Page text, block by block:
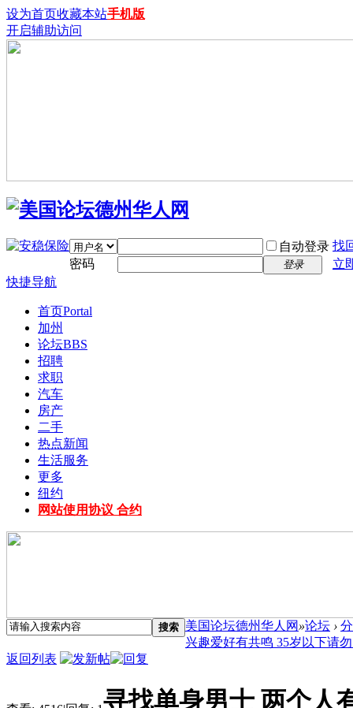
设为首页收藏本站手机版
开启辅助访问
自动登录 找
密码
登录
立
快捷导航
首页Portal
加州
论坛BBS
招聘
求职
汽车
房产
二手
热点新闻
生活服务
更多
纽约
网站使用协议 合约
搜索 美国论坛德州华人网 »论坛 ›
兴趣爱好有共鸣 35岁以下请
返回列表
寻找单身男士 两个人